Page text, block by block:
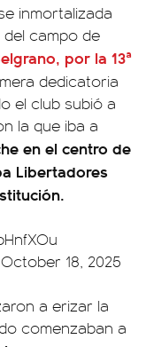
inmortalizada
campo de
por la 13ª
dedicatoria
el club subió a
la que iba a
en el centro de
Libertadores
October 18, 2025
a erizar la
comenzaban a